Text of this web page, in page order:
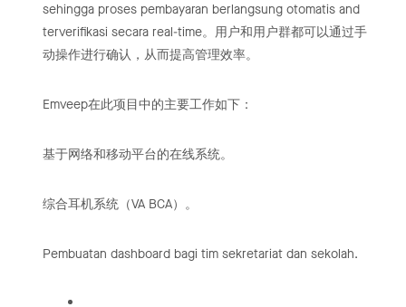
sehingga proses pembayaran berlangsung otomatis and
terverifikasi secara real-time。用户和用户群都可以通过手
动操作进行确认，从而提高管理效率。
Emveep在此项目中的主要工作如下：
基于网络和移动平台的在线系统。
综合耳机系统（VA BCA）。
Pembuatan dashboard bagi tim sekretariat dan sekolah.